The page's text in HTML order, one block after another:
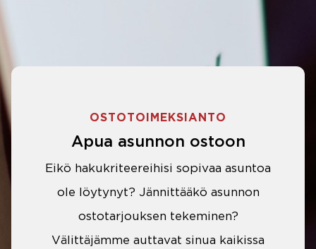
OSTOTOIMEKSIANTO
Apua asunnon ostoon
Eikö hakukriteereihisi sopivaa asuntoa
ole löytynyt? Jännittääkö asunnon
ostotarjouksen tekeminen?
Välittäjämme auttavat sinua kaikissa